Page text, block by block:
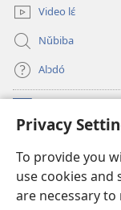
Privacy
To provide you
use cookies and
are necessary
Video lɛ́
Nǔbiba
Alɔdó
(opens
new
(opens
new
window)JW Hub
(opens